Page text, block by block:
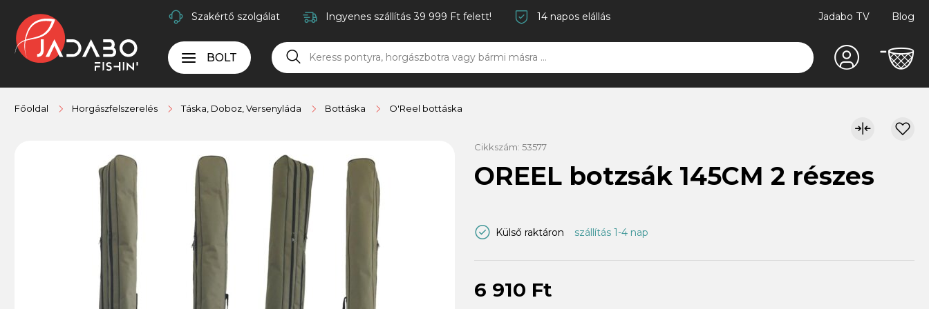
Szakértő szolgálat Ingyenes szállítás 39 999 Ft felett! 14 napos elállás Jadabo TV Blog
BOLT
Főoldal Horgászfelszerelés Táska, Doboz, Versenyláda Bottáska O'Reel bottáska
Cikkszám: 53577
OREEL botzsák 145CM 2 részes
Külső raktáron szállítás 1-4 nap
6 910 Ft